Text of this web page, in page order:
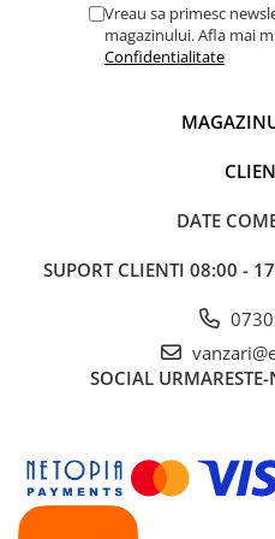
Mandrină cu 4 fălci din fontă
Mandrină cu 4 fălci din otel
Standuri pentru strunguri
Dispozitive de prindere pentru
Fălci pentru PHV / VHV
Mese rotative / mese
Papusa mobila / con de
Afisaj digital
Bloc ecartament, masurare și
testare
Vreau sa primesc
magazinului. Afla mai
Confidentialitate
DATE
SUPORT CLIENTI 08:00 -
SOCIAL